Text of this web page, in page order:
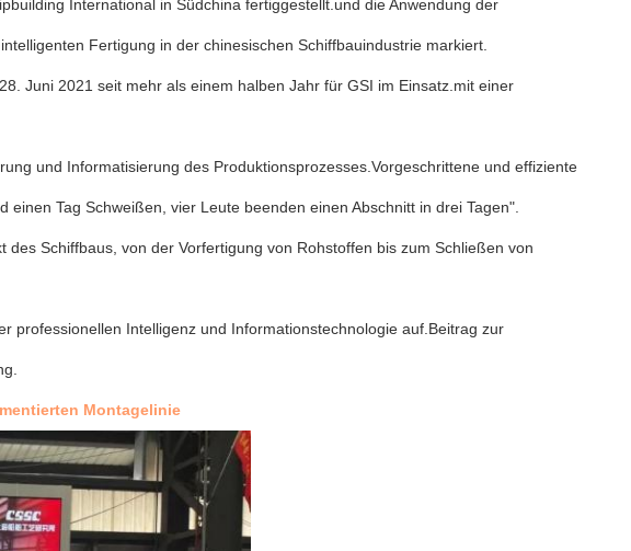
International in Südchina fertiggestellt.und die Anwendung der
Fertigung in der chinesischen Schiffbauindustrie markiert.
Juni 2021 seit mehr als einem halben Jahr für GSI im Einsatz.mit einer
und Informatisierung des Produktionsprozesses.Vorgeschrittene und effiziente
Tag Schweißen, vier Leute beenden einen Abschnitt in drei Tagen".
Schiffbaus, von der Vorfertigung von Rohstoffen bis zum Schließen von
professionellen Intelligenz und Informationstechnologie auf.Beitrag zur
Montagelinie